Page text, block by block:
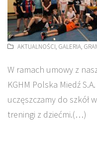
AKTUALNOŚCI, GALERIA,
W ramach umowy z
KGHM Polska Miedź
uczęszczamy do szkół
treningi z dziećmi.(…)